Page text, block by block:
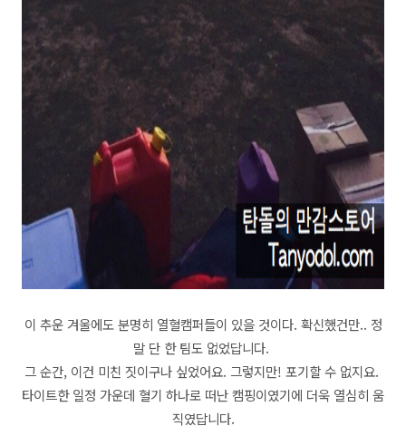
이 추운 겨울에도 분명히 열혈캠퍼들이 있을 것이다. 확신했건만.. 정
말 단 한 팀도 없었답니다.
그 순간, 이건 미친 짓이구나 싶었어요. 그렇지만! 포기할 수 없지요.
타이트한 일정 가운데 혈기 하나로 떠난 캠핑이였기에 더욱 열심히 움
직였답니다.